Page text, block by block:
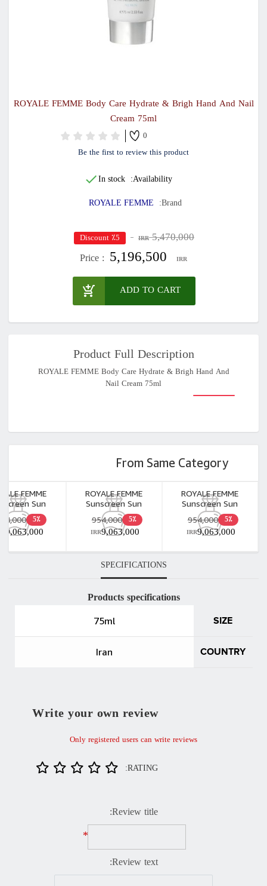
ROYALE FEMME Body Care Hydrate & Brigh Hand And Nail
Cream 75ml
0
Be the first to review this product
Availability:
In stock
Brand:
ROYALE FEMME
5,470,000
IRR ٪5 Discount
Price : 5,196,500 IRR
ADD TO CART
Product Full Description
ROYALE FEMME Body Care Hydrate & Brigh Hand And
Nail Cream 75ml
From Same Category
FEMME
Sun
Fusion Water
For Dry Skin
50ml
5٪
9,063,000
ROYALE FEMME
Sunscreen Sun
Defence Fusion Water
Invisible For Oily Skin
50ml
5٪ 954,000
9,063,000
IRR
ROYALE FEMME
Sunscreen Sun
Defence Fusion Water
Tinted Natural Beige
For Dry Skin 50ml
5٪ 954,000
9,063,000
IRR
SPECIFICATIONS
Products specifications
SIZE
75ml
COUNTRY
Iran
Write your own review
Only registered users can write reviews
RATING:
Review title:
*
Review text: